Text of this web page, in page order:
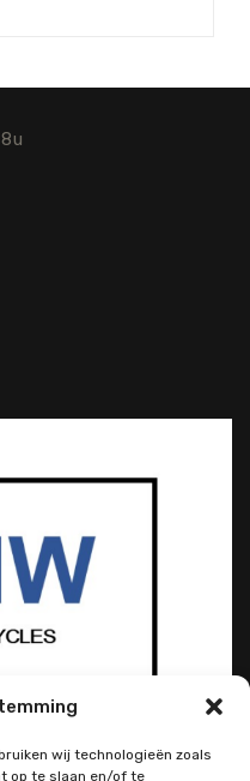
wij technologieën zoals
op te slaan en/of te